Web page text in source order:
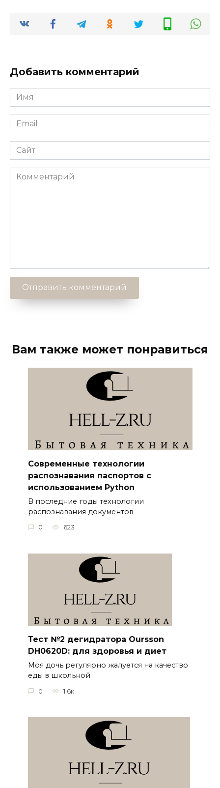
Добавить комментарий
Имя
*
Email
*
Сайт
Комментарий
Вам также может понравиться
Современные технологии
распознавания паспортов с
использованием Python
В последние годы технологии
распознавания документов
0 623
Тест №2 дегидратора Oursson
DH0620D: для здоровья и диет
Моя дочь регулярно жалуется на качество
еды в школьной
0 1.6к.